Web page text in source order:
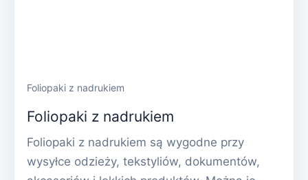
Foliopaki z nadrukiem
Foliopaki z nadrukiem
Foliopaki z nadrukiem są wygodne przy
wysyłce odzieży, tekstyliów, dokumentów,